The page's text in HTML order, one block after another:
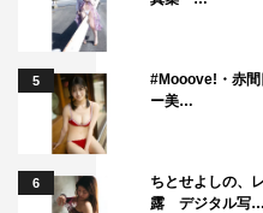
5
#Mooove!・赤間
ー美…
6
ちとせよしの、
露 デジタル写…